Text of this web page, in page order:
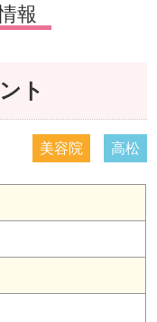
報
ト
美容院 高松